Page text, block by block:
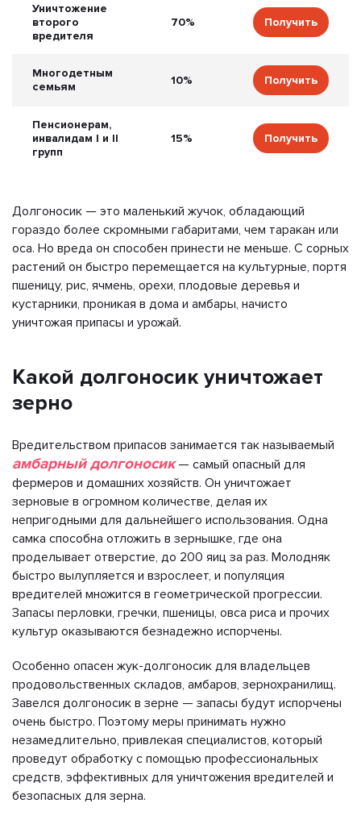
Уничтожение
второго
вредителя
70% Получить
Многодетным
семьям
10% Получить
Пенсионерам,
инвалидам I и II
групп
15% Получить
Долгоносик — это маленький жучок, обладающий
гораздо более скромными габаритами, чем таракан или
оса. Но вреда он способен принести не меньше. С сорных
растений он быстро перемещается на культурные, портя
пшеницу, рис, ячмень, орехи, плодовые деревья и
кустарники, проникая в дома и амбары, начисто
уничтожая припасы и урожай.
Какой долгоносик уничтожает
зерно
Вредительством припасов занимается так называемый
амбарный долгоносик— самый опасный для
фермеров и домашних хозяйств. Он уничтожает
зерновые в огромном количестве, делая их
непригодными для дальнейшего использования. Одна
самка способна отложить в зернышке, где она
проделывает отверстие, до 200 яиц за раз. Молодняк
быстро вылупляется и взрослеет, и популяция
вредителей множится в геометрической прогрессии.
Запасы перловки, гречки, пшеницы, овса риса и прочих
культур оказываются безнадежно испорчены.
Особенно опасен жук-долгоносик для владельцев
продовольственных складов, амбаров, зернохранилищ.
Завелся долгоносик в зерне — запасы будут испорчены
очень быстро. Поэтому меры принимать нужно
незамедлительно, привлекая специалистов, который
проведут обработку с помощью профессиональных
средств, эффективных для уничтожения вредителей и
безопасных для зерна.